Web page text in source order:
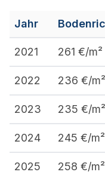
Jahr
2021 261 €/m²
2022 236 €/m²
2023 235 €/m²
2024 245 €/m²
2025 258 €/m²